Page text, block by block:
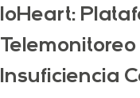
IoHeart:
Insuficiencia